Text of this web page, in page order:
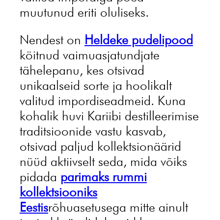
muutunud eriti oluliseks.
Nendest on Heldeke pudelipood
köitnud vaimuasjatundjate
tähelepanu, kes otsivad
unikaalseid sorte ja hoolikalt
valitud impordiseadmeid. Kuna
kohalik huvi Kariibi destilleerimise
traditsioonide vastu kasvab,
otsivad paljud kollektsionäärid
nüüd aktiivselt seda, mida võiks
pidada parimaks rummi
kollektsiooniks
Eestisrõhuasetusega mitte ainult